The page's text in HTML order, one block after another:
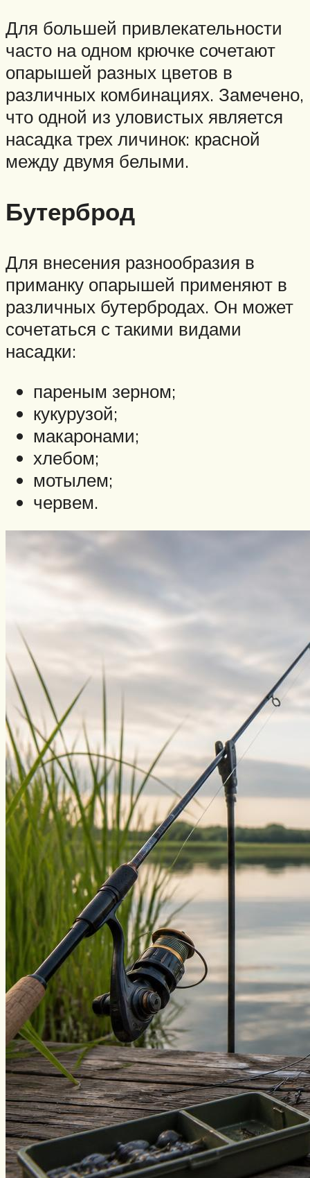
Для большей привлекательности
часто на одном крючке сочетают
опарышей разных цветов в
различных комбинациях. Замечено,
что одной из уловистых является
насадка трех личинок: красной
между двумя белыми.
Бутерброд
Для внесения разнообразия в
приманку опарышей применяют в
различных бутербродах. Он может
сочетаться с такими видами
насадки:
пареным зерном;
кукурузой;
макаронами;
хлебом;
мотылем;
червем.